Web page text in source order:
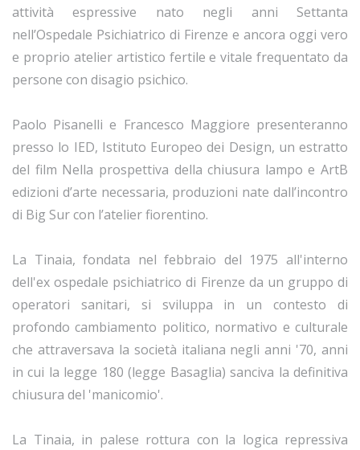
attività espressive nato negli anni Settanta
nell’Ospedale Psichiatrico di Firenze e ancora oggi vero
e proprio atelier artistico fertile e vitale frequentato da
persone con disagio psichico.
Paolo Pisanelli e Francesco Maggiore presenteranno
presso lo IED, Istituto Europeo dei Design, un estratto
del film Nella prospettiva della chiusura lampo e ArtB
edizioni d’arte necessaria, produzioni nate dall’incontro
di Big Sur con l’atelier fiorentino.
La Tinaia, fondata nel febbraio del 1975 all'interno
dell'ex ospedale psichiatrico di Firenze da un gruppo di
operatori sanitari, si sviluppa in un contesto di
profondo cambiamento politico, normativo e culturale
che attraversava la società italiana negli anni '70, anni
in cui la legge 180 (legge Basaglia) sanciva la definitiva
chiusura del 'manicomio'.
La Tinaia, in palese rottura con la logica repressiva